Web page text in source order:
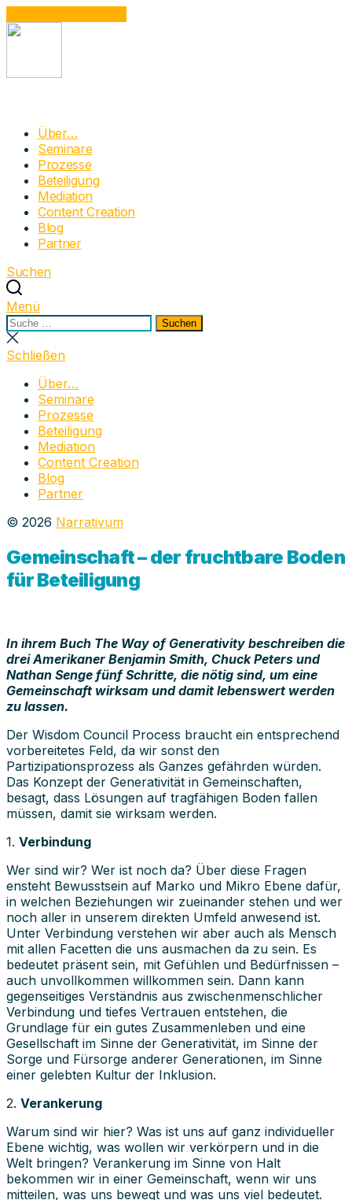
Moderation mit Dynamic Facilitation in der
Prozessbegleitung | Beteiligung | OE | Mediation |
Bürgerrat
Über…
Seminare
Prozesse
Beteiligung
Mediation
Content Creation
Blog
Partner
Suchen
Menü
Suchen
nach:
Suchen
Suche
schließen
Schließen
Über…
Seminare
Prozesse
Beteiligung
Mediation
Content Creation
Blog
Partner
© 2026 Narrativum
Gemeinschaft – der fruchtbare Boden
für Beteiligung
In ihrem Buch The Way of Generativity beschreiben die
drei Amerikaner Benjamin Smith, Chuck Peters und
Nathan Senge fünf Schritte, die nötig sind, um eine
Gemeinschaft wirksam und damit lebenswert werden
zu lassen.
Der Wisdom Council Process braucht ein entsprechend
vorbereitetes Feld, da wir sonst den
Partizipationsprozess als Ganzes gefährden würden.
Das Konzept der Generativität in Gemeinschaften,
besagt, dass Lösungen auf tragfähigen Boden fallen
müssen, damit sie wirksam werden.
1. Verbindung
Wer sind wir? Wer ist noch da? Über diese Fragen
ensteht Bewusstsein auf Marko und Mikro Ebene dafür,
in welchen Beziehungen wir zueinander stehen und wer
noch aller in unserem direkten Umfeld anwesend ist.
Unter Verbindung verstehen wir aber auch als Mensch
mit allen Facetten die uns ausmachen da zu sein. Es
bedeutet präsent sein, mit Gefühlen und Bedürfnissen –
auch unvollkommen willkommen sein. Dann kann
gegenseitiges Verständnis aus zwischenmenschlicher
Verbindung und tiefes Vertrauen entstehen, die
Grundlage für ein gutes Zusammenleben und eine
Gesellschaft im Sinne der Generativität, im Sinne der
Sorge und Fürsorge anderer Generationen, im Sinne
einer gelebten Kultur der Inklusion.
2. Verankerung
Warum sind wir hier? Was ist uns auf ganz individueller
Ebene wichtig, was wollen wir verkörpern und in die
Welt bringen? Verankerung im Sinne von Halt
bekommen wir in einer Gemeinschaft, wenn wir uns
mitteilen, was uns bewegt und was uns viel bedeutet.